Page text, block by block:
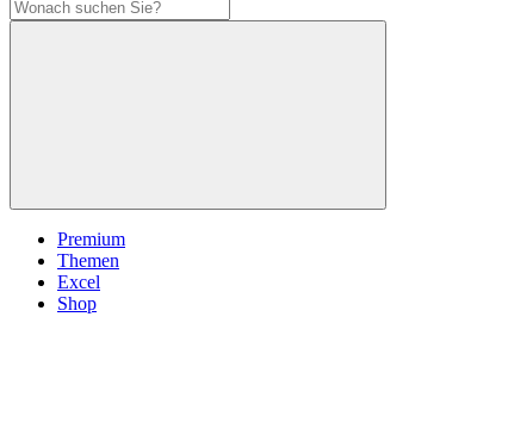
Premium
Themen
Excel
Shop